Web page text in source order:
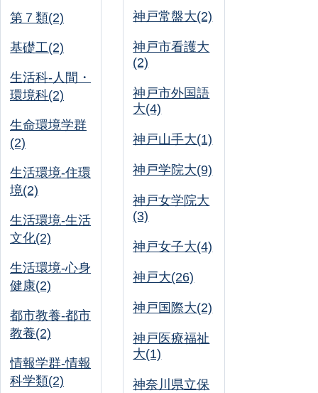
第７類(2)
基礎工(2)
生活科-人間・
環境科(2)
生命環境学群
(2)
生活環境-住環
境(2)
生活環境-生活
文化(2)
生活環境-心身
健康(2)
都市教養-都市
教養(2)
情報学群-情報
科学類(2)
神戸常盤大(2)
神戸市看護大
(2)
神戸市外国語
大(4)
神戸山手大(1)
神戸学院大(9)
神戸女学院大
(3)
神戸女子大(4)
神戸大(26)
神戸国際大(2)
神戸医療福祉
大(1)
神奈川県立保